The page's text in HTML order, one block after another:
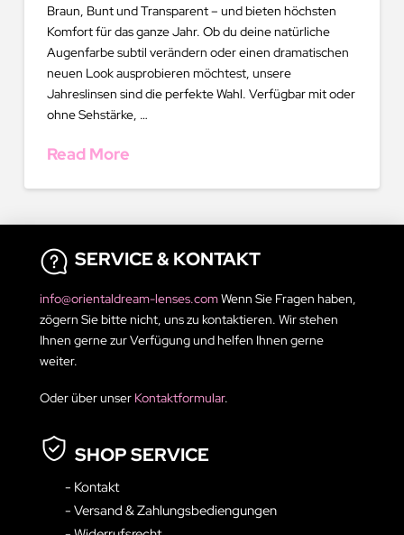
Braun, Bunt und Transparent – und bieten höchsten
Komfort für das ganze Jahr. Ob du deine natürliche
Augenfarbe subtil verändern oder einen dramatischen
neuen Look ausprobieren möchtest, unsere
Jahreslinsen sind die perfekte Wahl. Verfügbar mit oder
ohne Sehstärke, …
Read More
SERVICE & KONTAKT
info@orientaldream-lenses.comWenn Sie Fragen haben,
zögern Sie bitte nicht, uns zu kontaktieren. Wir stehen
Ihnen gerne zur Verfügung und helfen Ihnen gerne
weiter.
Oder über unser Kontaktformular.
SHOP SERVICE
- Kontakt
- Versand & Zahlungsbediengungen